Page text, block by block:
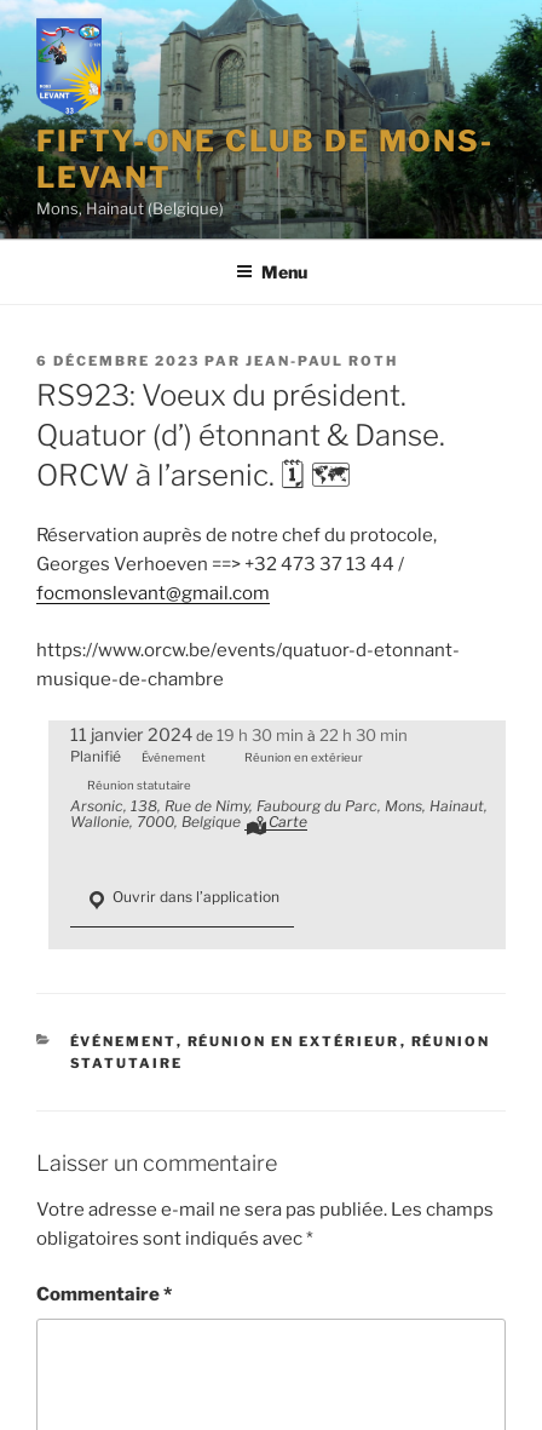
Aller
contenu
principal
FIFTY-ONE CLUB DE MONS-
LEVANT
Mons, Hainaut (Belgique)
Menu
PUBLIÉ
LE
6 DÉCEMBRE 2023 PAR JEAN-PAUL ROTH
RS923: Voeux du président.
Quatuor (d’) étonnant & Danse.
ORCW à l’arsenic. 🗓 🗺
Réservation auprès de notre chef du protocole,
Georges Verhoeven ==> +32 473 37 13 44 /
focmonslevant@gmail.com
https://www.orcw.be/events/quatuor-d-etonnant-
musique-de-chambre
11 janvier 2024 de 19 h 30 min à 22 h 30 min
Planifié Événement Réunion en extérieur
Réunion statutaire
Arsonic, 138, Rue de Nimy, Faubourg du Parc, Mons, Hainaut,
Wallonie, 7000, Belgique
Carte
Ouvrir dans l’application
CATÉGORIES
ÉVÉNEMENT, RÉUNION EN EXTÉRIEUR , RÉUNION
STATUTAIRE
Laisser un commentaire
Votre adresse e-mail ne sera pas publiée. Les champs
obligatoires sont indiqués avec*
Commentaire*